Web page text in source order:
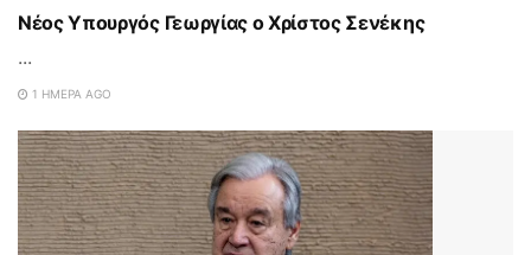
Νέος Υπουργός Γεωργίας ο Χρίστος Σενέκης
...
1 ΗΜΈΡΑ AGO